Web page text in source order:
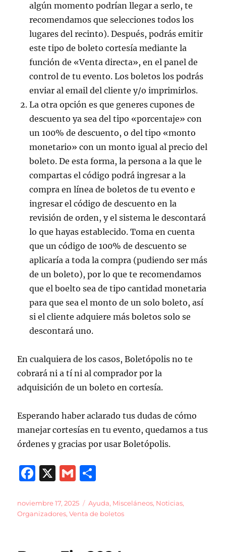
algún momento podrían llegar a serlo, te
recomendamos que selecciones todos los
lugares del recinto). Después, podrás emitir
este tipo de boleto cortesía mediante la
función de «Venta directa», en el panel de
control de tu evento. Los boletos los podrás
enviar al email del cliente y/o imprimirlos.
La otra opción es que generes cupones de
descuento ya sea del tipo «porcentaje» con
un 100% de descuento, o del tipo «monto
monetario» con un monto igual al precio del
boleto. De esta forma, la persona a la que le
compartas el código podrá ingresar a la
compra en línea de boletos de tu evento e
ingresar el código de descuento en la
revisión de orden, y el sistema le descontará
lo que hayas establecido. Toma en cuenta
que un código de 100% de descuento se
aplicaría a toda la compra (pudiendo ser más
de un boleto), por lo que te recomendamos
que el boelto sea de tipo cantidad monetaria
para que sea el monto de un solo boleto, así
si el cliente adquiere más boletos solo se
descontará uno.
En cualquiera de los casos, Boletópolis no te
cobrará ni a tí ni al comprador por la
adquisición de un boleto en cortesía.
Esperando haber aclarado tus dudas de cómo
manejar cortesías en tu evento, quedamos a tus
órdenes y gracias por usar Boletópolis.
F
c
e
X
G
ai
l
m
p
Publicado
el
noviembre 17, 2025 Categorías
Ayuda, Misceláneos, Noticias,
Organizadores,Venta de boletos